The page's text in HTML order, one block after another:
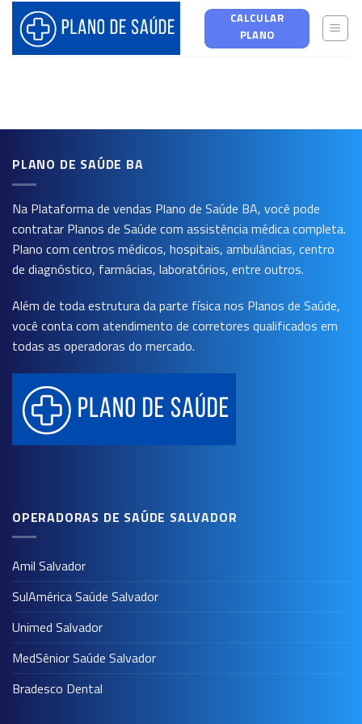
content
CALCULAR
PLANO
PLANO DE SAÚDE BA
Na Plataforma de vendas Plano de Saúde BA, você pode
contratar Planos de Saúde com assistência médica completa.
Plano com centros médicos, hospitais, ambulâncias, centro
de diagnóstico, farmácias, laboratórios, entre outros.
Além de toda estrutura da parte física nos Planos de Saúde,
você conta com atendimento de corretores qualificados em
todas as operadoras do mercado.
OPERADORAS DE SAÚDE SALVADOR
Amil Salvador
SulAmérica Saúde Salvador
Unimed Salvador
MedSênior Saúde Salvador
Bradesco Dental